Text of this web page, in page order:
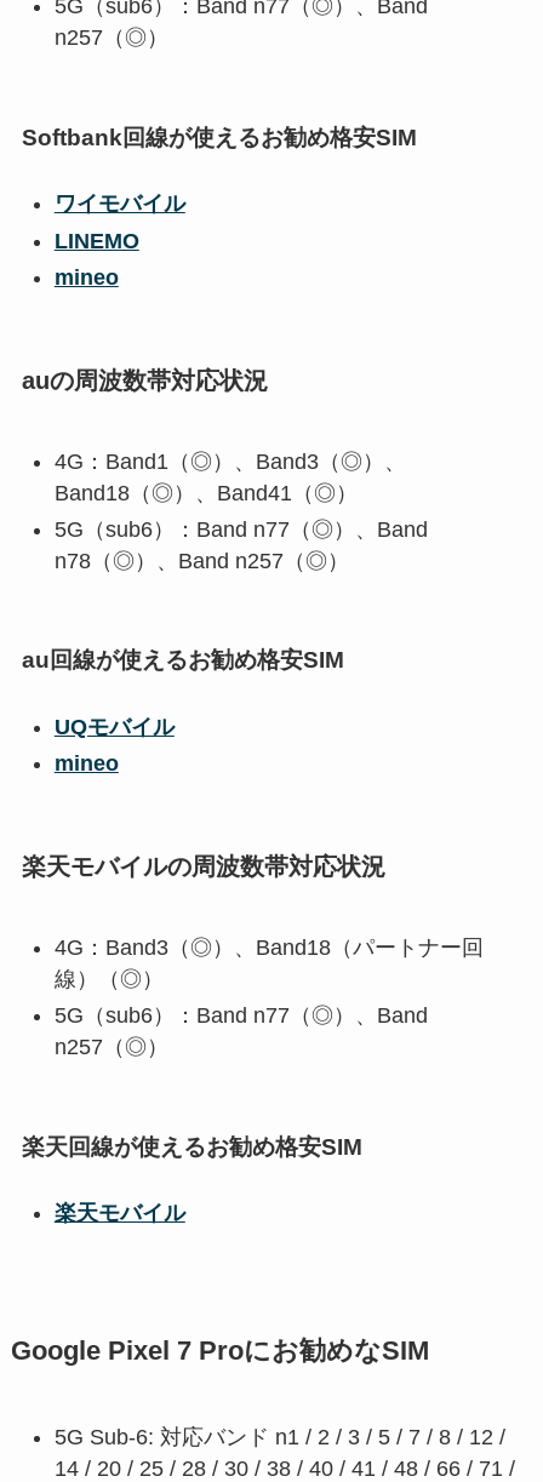
5G（sub6）：Band n77（◎）、Band
n257（◎）
Softbank回線が使えるお勧め格安SIM
ワイモバイル
LINEMO
mineo
auの周波数帯対応状況
4G：Band1（◎）、Band3（◎）、
Band18（◎）、Band41（◎）
5G（sub6）：Band n77（◎）、Band
n78（◎）、Band n257（◎）
au回線が使えるお勧め格安SIM
UQモバイル
mineo
楽天モバイルの周波数帯対応状況
4G：Band3（◎）、Band18（パートナー回
線）（◎）
5G（sub6）：Band n77（◎）、Band
n257（◎）
楽天回線が使えるお勧め格安SIM
楽天モバイル
Google Pixel 7 Proにお勧めなSIM
5G Sub-6: 対応バンド n1 / 2 / 3 / 5 / 7 / 8 / 12 /
14 / 20 / 25 / 28 / 30 / 38 / 40 / 41 / 48 / 66 / 71 /